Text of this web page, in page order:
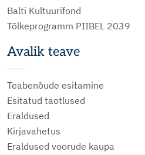
Balti Kultuurifond
Tõlkeprogramm PIIBEL 2039
Avalik teave
Teabenõude esitamine
Esitatud taotlused
Eraldused
Kirjavahetus
Eraldused voorude kaupa